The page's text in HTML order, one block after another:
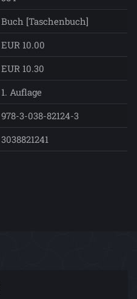
Buch [Taschenbuch]
EUR 10.00
EUR 10.30
1. Auflage
978-3-038-82124-3
3038821241